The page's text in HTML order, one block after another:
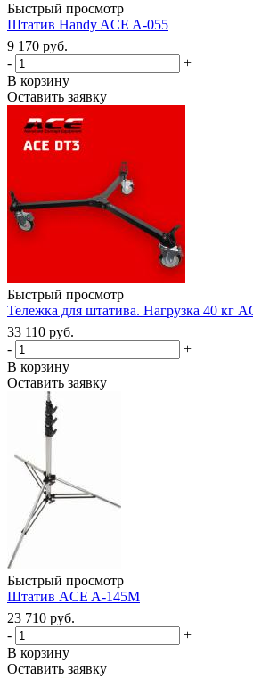
Быстрый просмотр
Штатив Handy ACE A-055
9 170 руб.
-
+
В корзину
Оставить заявку
Быстрый просмотр
Тележка для штатива. Нагрузка 40 кг
33 110 руб.
-
+
В корзину
Оставить заявку
Быстрый просмотр
Штатив ACE A-145M
23 710 руб.
-
+
В корзину
Оставить заявку